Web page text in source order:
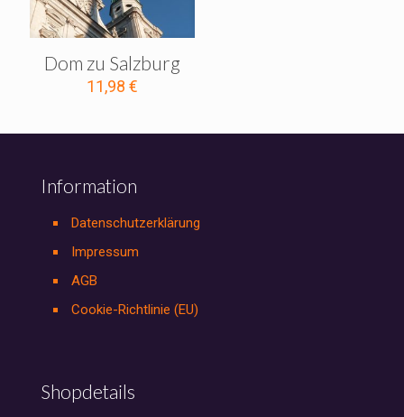
Dom zu Salzburg
11,98€
Information
Datenschutzerklärung
Impressum
AGB
Cookie-Richtlinie (EU)
Shopdetails